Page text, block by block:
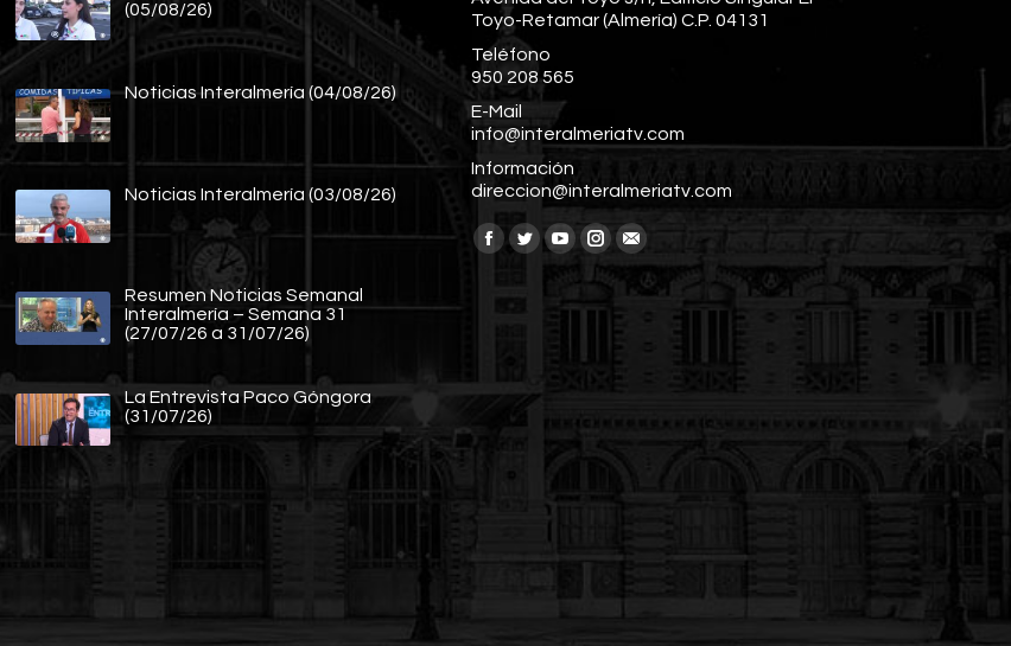
(05/08/26)
Noticias Interalmería (04/08/26)
Noticias Interalmería (03/08/26)
Resumen Noticias Semanal
Interalmería – Semana 31
(27/07/26 a 31/07/26)
La Entrevista Paco Góngora
(31/07/26)
Toyo-Retamar (Almería) C.P. 04131
Teléfono
950 208 565
E-Mail
info@interalmeriatv.com
Información
direccion@interalmeriatv.com
Encuéntranos en:
Facebook
TwitterYouTube
Instagram
Mail